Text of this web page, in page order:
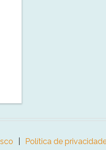
Política de